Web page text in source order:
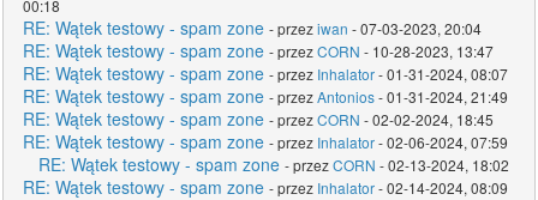
00:18
RE: Wątek testowy - spam zone - przeziwan - 07-03-2023, 20:04
RE: Wątek testowy - spam zone - przezCORN - 10-28-2023, 13:47
RE: Wątek testowy - spam zone - przez Inhalator- 01-31-2024, 08:07
RE: Wątek testowy - spam zone - przezAntonios- 01-31-2024, 21:49
RE: Wątek testowy - spam zone - przezCORN - 02-02-2024, 18:45
RE: Wątek testowy - spam zone - przez Inhalator- 02-06-2024, 07:59
RE: Wątek testowy - spam zone - przezCORN - 02-13-2024, 18:02
RE: Wątek testowy - spam zone - przez Inhalator- 02-14-2024, 08:09